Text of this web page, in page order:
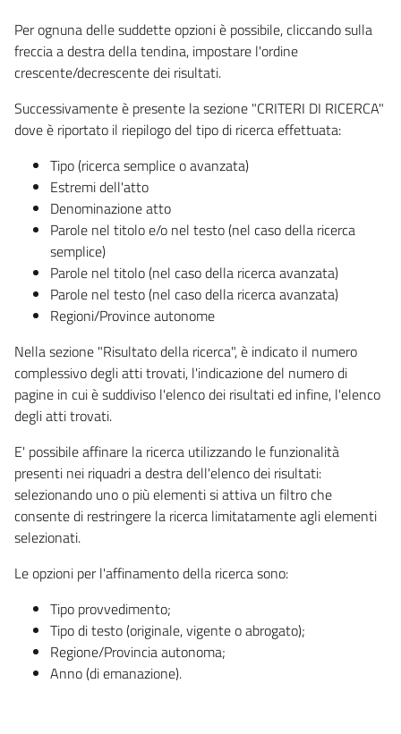
Per ognuna delle suddette opzioni è possibile, cliccando sulla
freccia a destra della tendina, impostare l'ordine
crescente/decrescente dei risultati.
Successivamente è presente la sezione "CRITERI DI RICERCA"
dove è riportato il riepilogo del tipo di ricerca effettuata:
Tipo (ricerca semplice o avanzata)
Estremi dell'atto
Denominazione atto
Parole nel titolo e/o nel testo (nel caso della ricerca
semplice)
Parole nel titolo (nel caso della ricerca avanzata)
Parole nel testo (nel caso della ricerca avanzata)
Regioni/Province autonome
Nella sezione "Risultato della ricerca", è indicato il numero
complessivo degli atti trovati, l'indicazione del numero di
pagine in cui è suddiviso l'elenco dei risultati ed infine, l'elenco
degli atti trovati.
E' possibile affinare la ricerca utilizzando le funzionalità
presenti nei riquadri a destra dell'elenco dei risultati:
selezionando uno o più elementi si attiva un filtro che
consente di restringere la ricerca limitatamente agli elementi
selezionati.
Le opzioni per l'affinamento della ricerca sono:
Tipo provvedimento;
Tipo di testo (originale, vigente o abrogato);
Regione/Provincia autonoma;
Anno (di emanazione).